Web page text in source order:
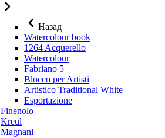
Назад
Watercolour book
1264 Acquerello
Watercolour
Fabriano 5
Blocco per Artisti
Artistico Traditional White
Esportazione
Finenolo
Kreul
Magnani